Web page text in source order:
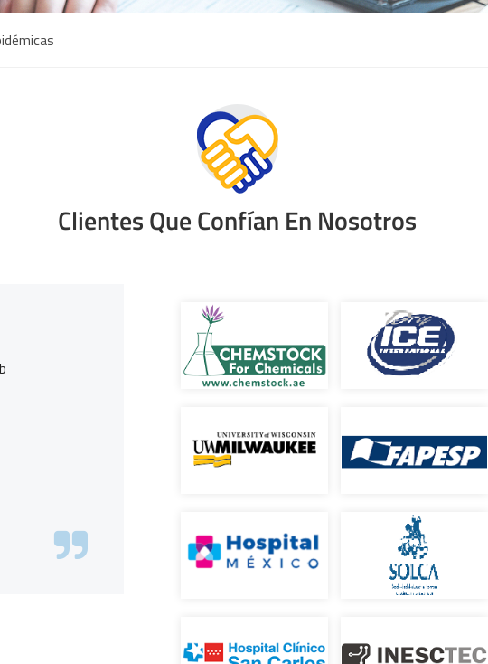
Clientes Que Confían En Nosotros